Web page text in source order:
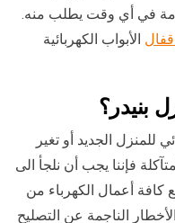
في أي وقت يطلب منه.
الأبواب الكهربائية
بنيدر ؟
للمنزل الجديد أو تغير
فإننا يجب أن نلجأ الى
كافة أعمال الكهرباء من
الناجمة عن التصليح